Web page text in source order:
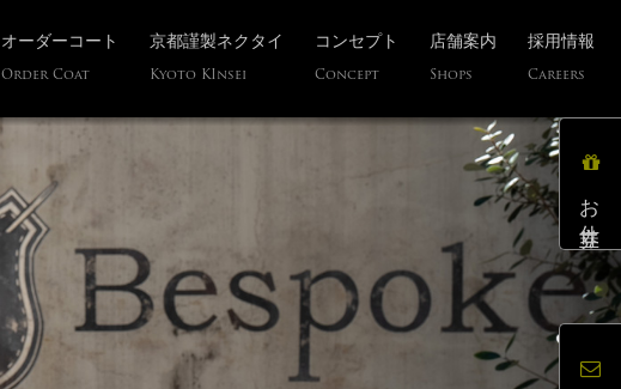
オーダーコート
Order Coat
京都謹製ネクタイ
Kyoto KInsei
コンセプト
Concept
店舗案内
Shops
採用情報
Careers
お仕立券